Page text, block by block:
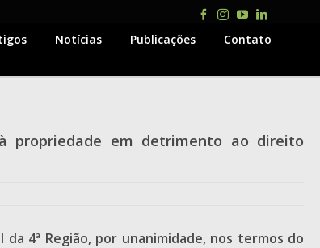
Facebook
Instagram
YouTubeLinkedIn
Notícias Publicações Contato
propriedade em detrimento ao direito
da 4ª Região, por unanimidade, nos termos do